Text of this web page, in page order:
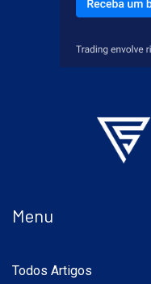
Menu
Todos Artigos